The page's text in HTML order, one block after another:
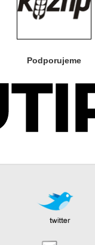
Podporujeme